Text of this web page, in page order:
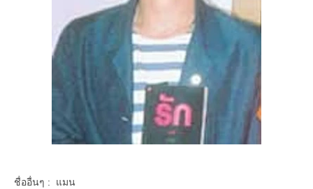
ชื่ออื่นๆ : แมน